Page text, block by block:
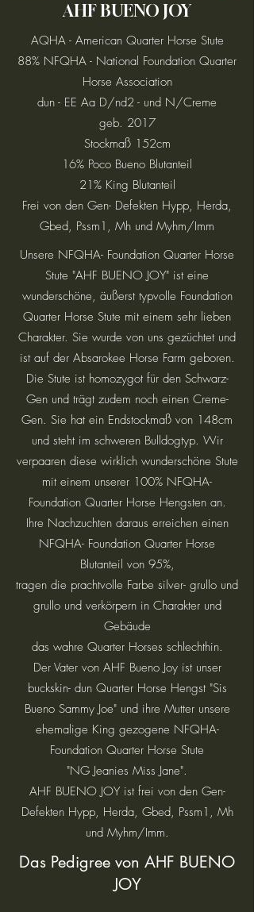
AHF BUENO JOY
AQHA - American Quarter Horse Stute
88% NFQHA - National Foundation Quarter
Horse Association
dun - EE Aa D/nd2 - und N/Creme
geb. 2017
Stockmaß 152cm
16% Poco Bueno Blutanteil
21% King Blutanteil
Frei von den Gen- Defekten Hypp, Herda,
Gbed, Pssm1, Mh und Myhm/Imm
Unsere NFQHA- Foundation Quarter Horse
Stute "AHF BUENO JOY" ist eine
wunderschöne, äußerst typvolle Foundation
Quarter Horse Stute mit einem sehr lieben
Charakter. Sie wurde von uns gezüchtet und
ist auf der Absarokee Horse Farm geboren.
Die Stute ist homozygot für den Schwarz-
Gen und trägt zudem noch einen Creme-
Gen. Sie hat ein Endstockmaß von 148cm
und steht im schweren Bulldogtyp. Wir
verpaaren diese wirklich wunderschöne Stute
mit einem unserer 100% NFQHA-
Foundation Quarter Horse Hengsten an.
Ihre Nachzuchten daraus erreichen einen
NFQHA- Foundation Quarter Horse
Blutanteil von 95%,
tragen die prachtvolle Farbe silver- grullo und
grullo und verkörpern in Charakter und
Gebäude
das wahre Quarter Horses schlechthin.
Der Vater von AHF Bueno Joy ist unser
buckskin- dun Quarter Horse Hengst "Sis
Bueno Sammy Joe" und ihre Mutter unsere
ehemalige King gezogene NFQHA-
Foundation Quarter Horse Stute
"NG Jeanies Miss Jane".
AHF BUENO JOY ist frei von den Gen-
Defekten Hypp, Herda, Gbed, Pssm1, Mh
und Myhm/Imm.
Das Pedigree von AHF BUENO
JOY